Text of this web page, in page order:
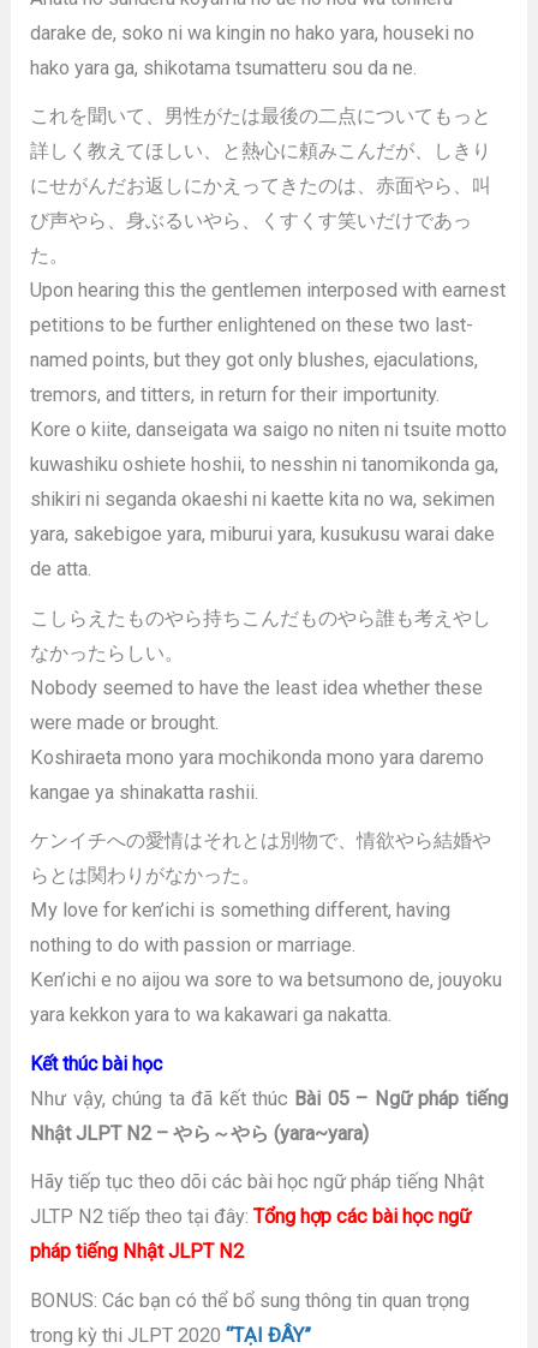
darake de, soko ni wa kingin no hako yara, houseki no
hako yara ga, shikotama tsumatteru sou da ne.
これを聞いて、男性がたは最後の二点についてもっと
詳しく教えてほしい、と熱心に頼みこんだが、しきり
にせがんだお返しにかえってきたのは、赤面やら、叫
び声やら、身ぶるいやら、くすくす笑いだけであっ
た。
Upon hearing this the gentlemen interposed with earnest
petitions to be further enlightened on these two last-
named points, but they got only blushes, ejaculations,
tremors, and titters, in return for their importunity.
Kore o kiite, danseigata wa saigo no niten ni tsuite motto
kuwashiku oshiete hoshii, to nesshin ni tanomikonda ga,
shikiri ni seganda okaeshi ni kaette kita no wa, sekimen
yara, sakebigoe yara, miburui yara, kusukusu warai dake
de atta.
こしらえたものやら持ちこんだものやら誰も考えやし
なかったらしい。
Nobody seemed to have the least idea whether these
were made or brought.
Koshiraeta mono yara mochikonda mono yara daremo
kangae ya shinakatta rashii.
ケンイチへの愛情はそれとは別物で、情欲やら結婚や
らとは関わりがなかった。
My love for ken’ichi is something different, having
nothing to do with passion or marriage.
Ken’ichi e no aijou wa sore to wa betsumono de, jouyoku
yara kekkon yara to wa kakawari ga nakatta.
Kết thúc bài học
Như vậy, chúng ta đã kết thúc Bài 05 – Ngữ pháp tiếng
Nhật JLPT N2 – やら～やら (yara~yara)
Hãy tiếp tục theo dõi các bài học ngữ pháp tiếng Nhật
JLTP N2 tiếp theo tại đây:Tổng hợp các bài học ngữ
pháp tiếng Nhật JLPT N2
BONUS: Các bạn có thể bổ sung thông tin quan trọng
trong kỳ thi JLPT 2020“TẠI ĐÂY”